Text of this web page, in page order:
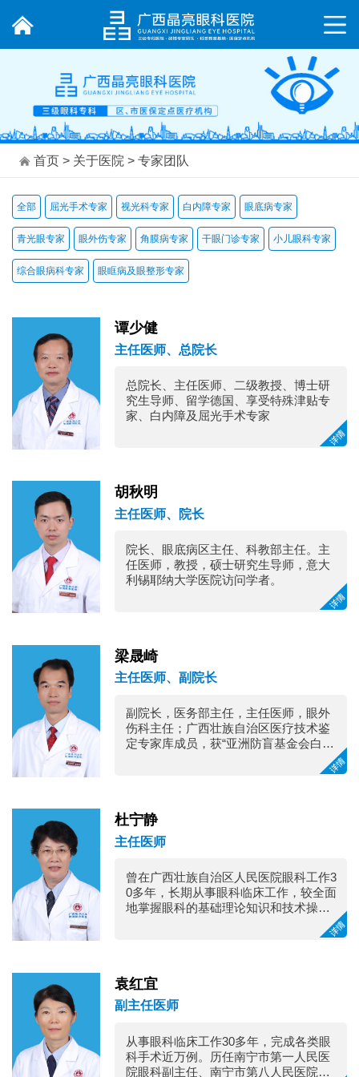
首页> 关于医院 > 专家团队
全部 屈光手术专家 视光科专家 白内障专家 眼底病专家
青光眼专家 眼外伤专家 角膜病专家 干眼门诊专家 小儿眼科专家
综合眼病科专家 眼眶病及眼整形专家
谭少健
主任医师、总院长
总院长、主任医师、二级教授、博士研
究生导师、留学德国、享受特殊津贴专
胡秋明
主任医师、院长
院长、眼底病区主任、科教部主任。主
任医师，教授，硕士研究生导师，意大
梁晟崎
主任医师、副院长
副院长，医务部主任，主任医师，眼外
伤科主任；广西壮族自治区医疗技术鉴
定专家库成员，获“亚洲防盲基金会白内
杜宁静
主任医师
曾在广西壮族自治区人民医院眼科工作3
0多年，长期从事眼科临床工作，较全面
地掌握眼科的基础理论知识和技术操
在青光眼诊断及治疗方面积累了丰富经
袁红宜
副主任医师
从事眼科临床工作30多年，完成各类眼
科手术近万例。历任南宁市第一人民医
院眼科副主任、南宁市第八人民医院眼